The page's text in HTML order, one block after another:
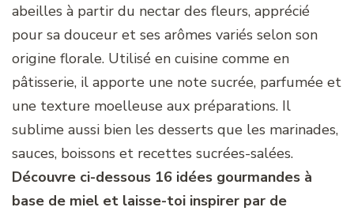
abeilles à partir du nectar des fleurs, apprécié
pour sa douceur et ses arômes variés selon son
origine florale. Utilisé en cuisine comme en
pâtisserie, il apporte une note sucrée, parfumée et
une texture moelleuse aux préparations. Il
sublime aussi bien les desserts que les marinades,
sauces, boissons et recettes sucrées-salées.
Découvre ci-dessous 16 idées gourmandes à
base de miel et laisse-toi inspirer par de